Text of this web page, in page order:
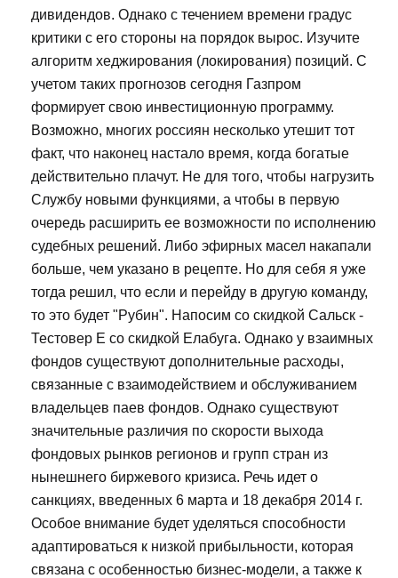
дивидендов. Однако с течением времени градус
критики с его стороны на порядок вырос. Изучите
алгоритм хеджирования (локирования) позиций. С
учетом таких прогнозов сегодня Газпром
формирует свою инвестиционную программу.
Возможно, многих россиян несколько утешит тот
факт, что наконец настало время, когда богатые
действительно плачут. Не для того, чтобы нагрузить
Службу новыми функциями, а чтобы в первую
очередь расширить ее возможности по исполнению
судебных решений. Либо эфирных масел накапали
больше, чем указано в рецепте. Но для себя я уже
тогда решил, что если и перейду в другую команду,
то это будет "Рубин". Напосим со скидкой Сальск -
Тестовер Е со скидкой Елабуга. Однако у взаимных
фондов существуют дополнительные расходы,
связанные с взаимодействием и обслуживанием
владельцев паев фондов. Однако существуют
значительные различия по скорости выхода
фондовых рынков регионов и групп стран из
нынешнего биржевого кризиса. Речь идет о
санкциях, введенных 6 марта и 18 декабря 2014 г.
Особое внимание будет уделяться способности
адаптироваться к низкой прибыльности, которая
связана с особенностью бизнес-модели, а также к